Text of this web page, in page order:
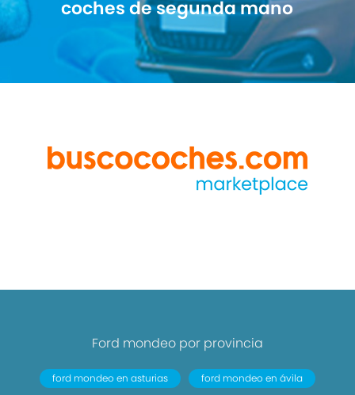
coches de segunda mano
Ford mondeo por provincia
ford mondeo en asturias
ford mondeo en ávila